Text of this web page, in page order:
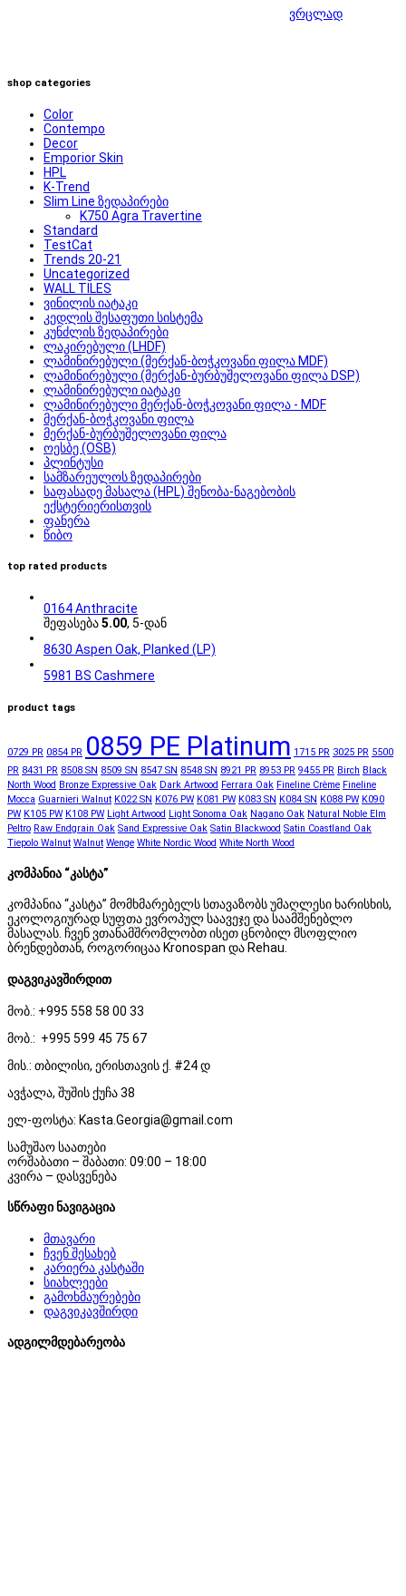
ვრცლად
shop categories
Color
Contempo
Decor
Emporior Skin
HPL
K-Trend
Slim Line ზედაპირები
K750 Agra Travertine
Standard
TestCat
Trends 20-21
Uncategorized
WALL TILES
ვინილის იატაკი
კედლის შესაფუთი სისტემა
კუნძლის ზედაპირები
ლაკირებული (LHDF)
ლამინირებული (მერქან-ბოჭკოვანი ფილა MDF)
ლამინირებული (მერქან-ბურბუშელოვანი ფილა DSP)
ლამინირებული იატაკი
ლამინირებული მერქან-ბოჭკოვანი ფილა - MDF
მერქან-ბოჭკოვანი ფილა
მერქან-ბურბუშელოვანი ფილა
ოესბე (OSB)
პლინტუსი
სამზარეულოს ზედაპირები
საფასადე მასალა (HPL) შენობა-ნაგებობის
ექსტერიერისთვის
ფანერა
წიბო
top rated products
0164 Anthracite
შეფასება5.00, 5-დან
8630 Aspen Oak, Planked (LP)
5981 BS Cashmere
product tags
0729 PR 0854 PR 0859 PE Platinum 1715 PR 3025 PR 5500
PR 8431 PR 8508 SN 8509 SN 8547 SN 8548 SN 8921 PR 8953 PR 9455 PR Birch Black
North Wood Bronze Expressive Oak Dark Artwood Ferrara Oak Fineline Crème Fineline
Mocca Guarnieri Walnut K022 SN K076 PW K081 PW K083 SN K084 SN K088 PW K090
PW K105 PW K108 PW Light Artwood Light Sonoma Oak Nagano Oak Natural Noble Elm
Peltro Raw Endgrain Oak Sand Expressive Oak Satin Blackwood Satin Coastland Oak
Tiepolo Walnut Walnut Wenge White Nordic Wood White North Wood
კომპანია “კასტა”
კომპანია “კასტა” მომხმარებელს სთავაზობს უმაღლესი ხარისხის,
ეკოლოგიურად სუფთა ევროპულ საავეჯე და საამშენებლო
მასალას. ჩვენ ვთანამშრომლობთ ისეთ ცნობილ მსოფლიო
ბრენდებთან, როგორიცაა Kronospan და Rehau.
დაგვიკავშირდით
მობ.: +995 558 58 00 33
მობ.: +995 599 45 75 67
მის.: თბილისი, ერისთავის ქ. #24 დ
ავჭალა, შუშის ქუჩა 38
ელ-ფოსტა: Kasta.Georgia@gmail.com
სამუშაო საათები
ორშაბათი – შაბათი: 09:00 – 18:00
კვირა – დასვენება
სწრაფი ნავიგაცია
მთავარი
ჩვენ შესახებ
კარიერა კასტაში
სიახლეები
გამოხმაურებები
დაგვიკავშირდი
ადგილმდებარეობა